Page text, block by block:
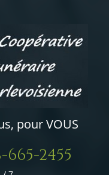
pour VOUS
665-2455